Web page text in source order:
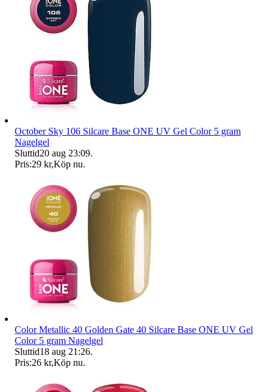
October Sky 106 Silcare Base ONE UV Gel Color 5 gram
Nagelgel
Sluttid20 aug 23:09.
Pris:29 kr,Köp nu.
Color Metallic 40 Golden Gate 40 Silcare Base ONE UV Gel
Color 5 gram Nagelgel
Sluttid18 aug 21:26.
Pris:26 kr,Köp nu.